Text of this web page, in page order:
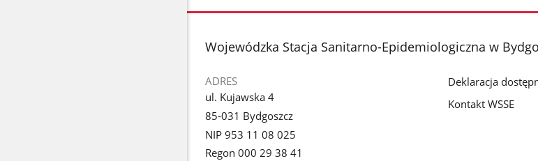
stopka
Wojewódzka Stacja Sanitarno-Epidemiologiczna w
ADRES
ul. Kujawska 4
85-031 Bydgoszcz
NIP 953 11 08 025
Regon 000 29 38 41
Deklaracja
Kontakt WSSE